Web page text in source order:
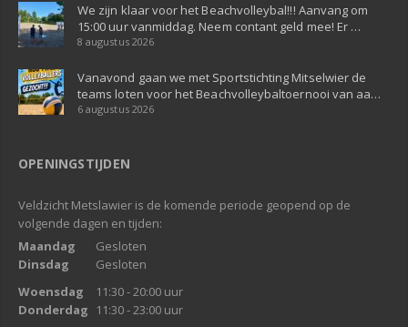
We zijn klaar voor het Beachvolleybal!!! Aanvang om
15:00 uur vanmiddag. Neem contant geld mee! Er …
8 augustus 2026
Vanavond gaan we met Sportstichting Mitselwier de
teams loten voor het Beachvolleybaltoernooi van aa…
6 augustus 2026
OPENINGSTIJDEN
Veldzicht Metslawier is de komende periode geopend op de
volgende dagen en tijden:
Maandag
Gesloten
Dinsdag
Gesloten
Woensdag
11:30 - 20:00 uur
Donderdag
11:30 - 23:00 uur